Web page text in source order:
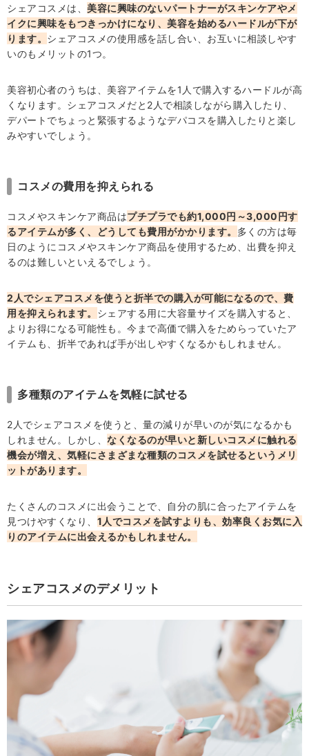
シェアコスメは、 美容に興味のないパートナーがスキンケアやメ
イクに興味をもつきっかけになり、美容を始めるハードルが下が
ります。 シェアコスメの使用感を話し合い、お互いに相談しやす
いのもメリットの1つ。
美容初心者のうちは、美容アイテムを1人で購入するハードルが高
くなります。シェアコスメだと2人で相談しながら購入したり、
デパートでちょっと緊張するようなデパコスを購入したりと楽し
みやすいでしょう。
コスメの費用を抑えられる
コスメやスキンケア商品はプチプラでも約1,000円～3,000円す
るアイテムが多く、どうしても費用がかかります。 多くの方は毎
日のようにコスメやスキンケア商品を使用するため、出費を抑え
るのは難しいといえるでしょう。
2人でシェアコスメを使うと折半での購入が可能になるので、費
用を抑えられます。 シェアする用に大容量サイズを購入すると、
よりお得になる可能性も。今まで高価で購入をためらっていたア
イテムも、折半であれば手が出しやすくなるかもしれません。
多種類のアイテムを気軽に試せる
2人でシェアコスメを使うと、量の減りが早いのが気になるかも
しれません。しかし、 なくなるのが早いと新しいコスメに触れる
機会が増え、気軽にさまざまな種類のコスメを試せるというメリ
ットがあります。
たくさんのコスメに出会うことで、自分の肌に合ったアイテムを
見つけやすくなり、 1人でコスメを試すよりも、効率良くお気に入
りのアイテムに出会えるかもしれません。
シェアコスメのデメリット